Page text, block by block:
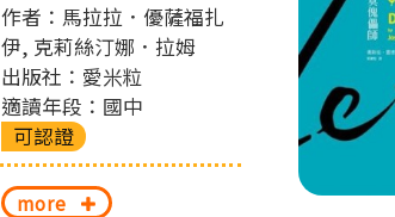
作者：馬拉拉．優薩福扎
伊, 克莉絲汀娜．拉姆
出版社：愛米粒
適讀年段：國中
可認證
more